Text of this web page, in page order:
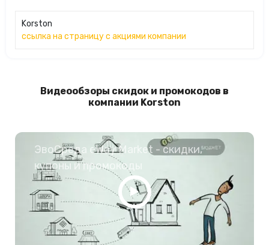
Korston
ссылка на страницу с акциями компании
Видеообзоры скидок и промокодов в
компании Korston
ЭвоСреда eWay Market - скидки,
купоны и промокоды